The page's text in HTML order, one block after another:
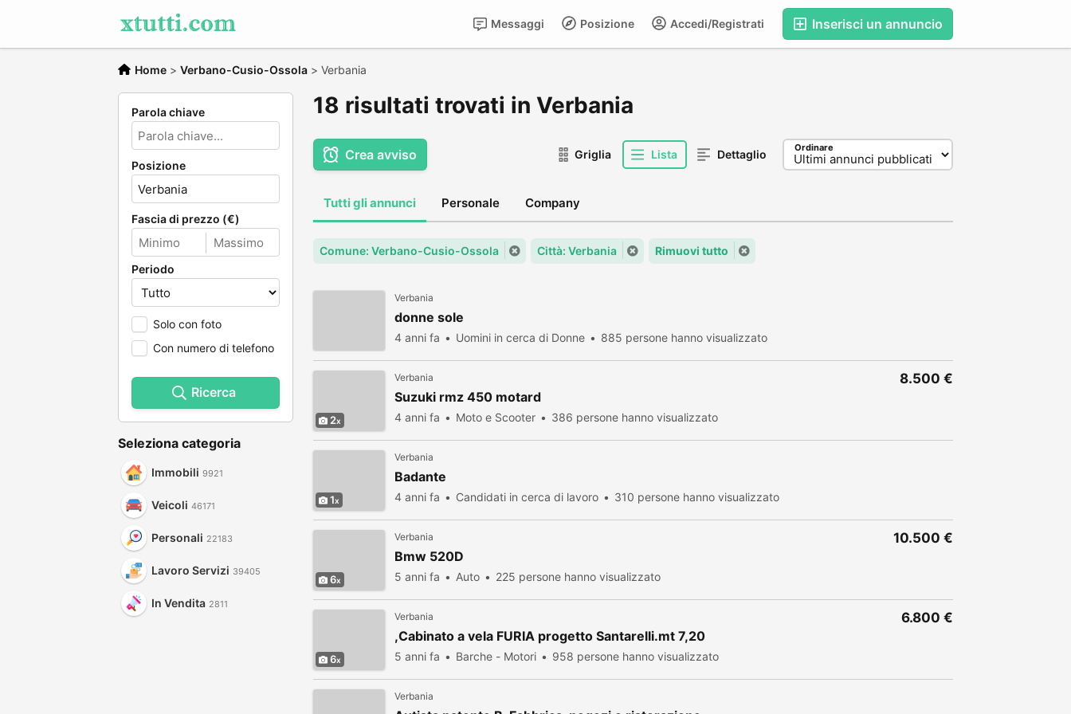
Inserisci un annuncio
Accedi/Registrati
Posizione
Messaggi
Home > Verbano-Cusio-Ossola > Verbania
Parola chiave
Posizione
Fascia di prezzo (€)
Periodo
Solo con foto
Con numero di telefono
Ricerca
Seleziona categoria
Immobili 9921
Veicoli 46171
Personali 22183
Lavoro Servizi 39405
In Vendita 2811
18 risultati trovati in Verbania
Crea avviso Griglia Lista Dettaglio Ordinare
Tutti gli annunci Personale Company
Comune: Verbano-Cusio-Ossola Città: Verbania Rimuovi tutto
Verbania
donne sole
4 anni fa Uomini in cerca di Donne 885 persone hanno visualizzato
2
Verbania
Suzuki rmz 450 motard
4 anni fa Moto e Scooter 386 persone hanno visualizzato
8.500 €
1
Verbania
Badante
4 anni fa Candidati in cerca di lavoro 310 persone hanno visualizzato
6
Verbania
Bmw 520D
5 anni fa Auto 225 persone hanno visualizzato
10.500 €
6
Verbania
,Cabinato a vela FURIA progetto Santarelli.mt 7,20
5 anni fa Barche - Motori 958 persone hanno visualizzato
6.800 €
Verbania